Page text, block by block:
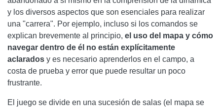
y los diversos aspectos que son esenciales para realizar
una "carrera". Por ejemplo, incluso si los comandos se
explican brevemente al principio, el uso del mapa y cómo
navegar dentro de él no están explícitamente
aclarados y es necesario aprenderlos en el campo, a
costa de prueba y error que puede resultar un poco
frustrante.
El juego se divide en una sucesión de salas (el mapa se